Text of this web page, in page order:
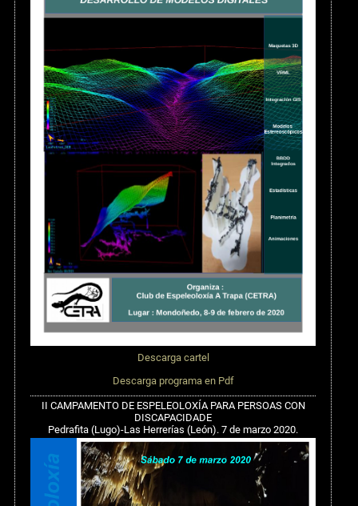
Descarga cartel
Descarga programa en Pdf
II CAMPAMENTO DE ESPELEOLOXÍA PARA PERSOAS CON
DISCAPACIDADE
Pedrafita (Lugo)-Las Herrerías (León). 7 de marzo 2020.